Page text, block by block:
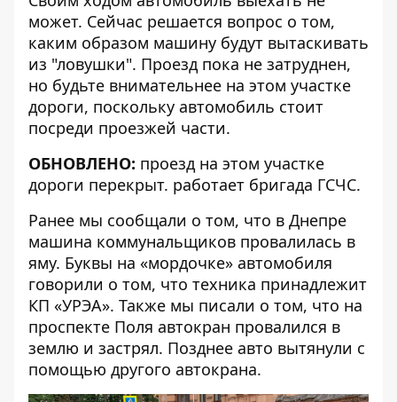
может. Сейчас решается вопрос о том,
каким образом машину будут вытаскивать
из "ловушки". Проезд пока не затруднен,
но будьте внимательнее на этом участке
дороги, поскольку автомобиль стоит
посреди проезжей части.
ОБНОВЛЕНО: проезд на этом участке
дороги перекрыт. работает бригада ГСЧС.
Ранее мы сообщали о том, что в Днепре
машина коммунальщиков провалилась в
яму. Буквы на «мордочке» автомобиля
говорили о том, что техника принадлежит
КП «УРЭА». Также мы писали о том, что на
проспекте Поля автокран провалился в
землю и застрял. Позднее авто вытянули с
помощью другого автокрана.